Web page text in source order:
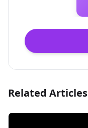
Related Articles